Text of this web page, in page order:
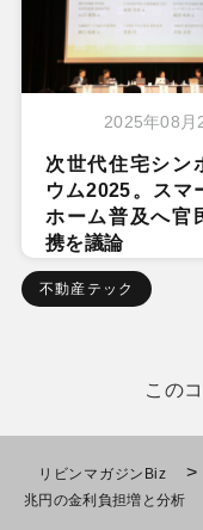
2025年08月
次世代住宅シン
ウム2025。スマ
ホーム普及へ官
携を議論
不動産テック
この
リビンマガジンBiz >
兆円の金利負担増と分析